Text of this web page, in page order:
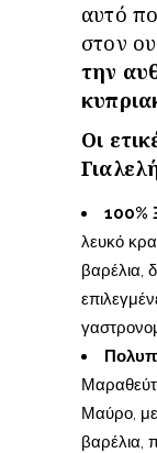
αυτό
στον
την
Οι
100%
λευκό
βαρέλια,
Μαύρο,
βαρέλια,